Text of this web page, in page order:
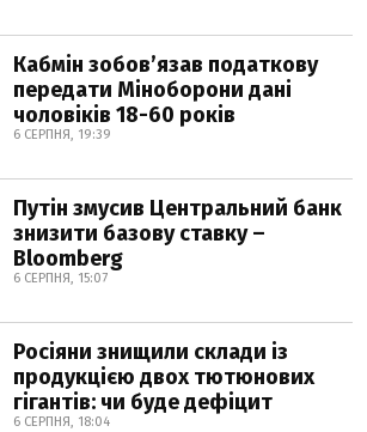
Кабмін зобовʼязав податкову
передати Міноборони дані
чоловіків 18-60 років
6 СЕРПНЯ, 19:39
Путін змусив Центральний банк
знизити базову ставку –
Bloomberg
6 СЕРПНЯ, 15:07
Росіяни знищили склади із
продукцією двох тютюнових
гігантів: чи буде дефіцит
6 СЕРПНЯ, 18:04